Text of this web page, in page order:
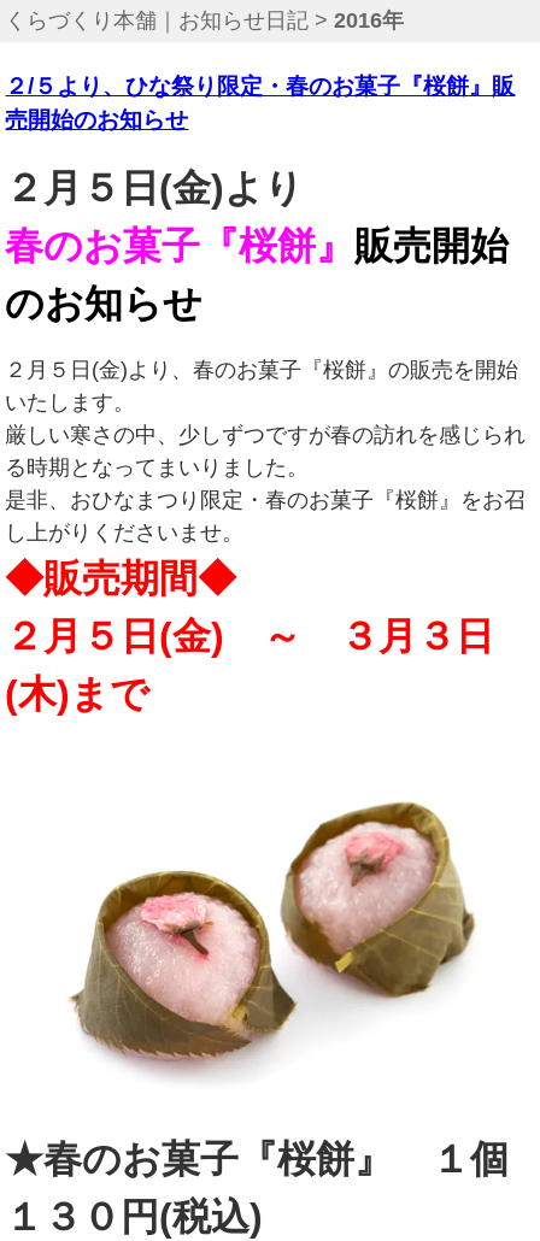
くらづくり本舗｜お知らせ日記 >2016年
２/５より、ひな祭り限定・春のお菓子『桜餅』販
売開始のお知らせ
２月５ 日(金)より
春のお菓子 『桜餅』 販売開始
のお知らせ
２月５日(金)より、春のお菓子『桜餅』の販売を開始
いたします。
厳しい寒さの中、少しずつですが春の訪れを感じられ
る時期となってまいりました。
是非、おひなまつり限定・春のお菓子『桜餅』をお召
し上がりくださいませ。
◆販売期間◆
２月５日(金) ～ ３月３日
(木)まで
★春のお菓子『桜餅』 １個
１３０円(税込)